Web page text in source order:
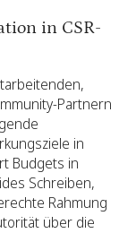
in CSR-
Partnern
in
Budgets in
Schreiben,
Rahmung
über die